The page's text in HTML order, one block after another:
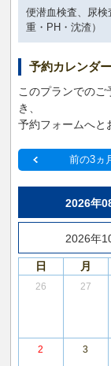
便潜血検査、尿
重・PH・沈渣）
予約カレンダー
このプランでの
き、
予約フォームへと
前の3ヵ
2026年
2026年
日 月
26 27
2 3